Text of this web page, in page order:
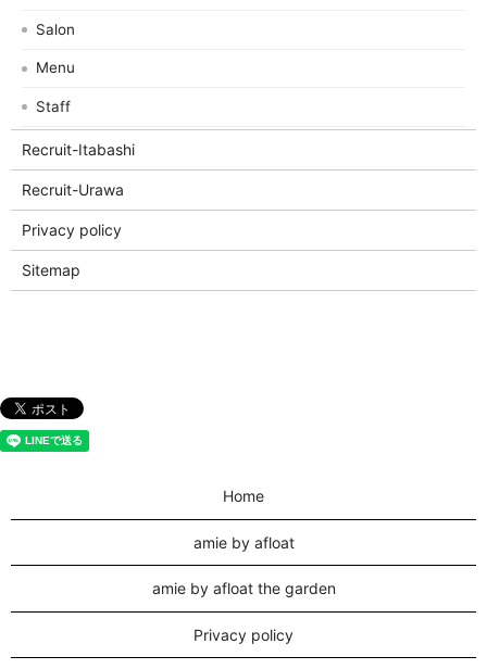
Salon
Menu
Staff
Recruit-Itabashi
Recruit-Urawa
Privacy policy
Sitemap
Home
amie by afloat
amie by afloat the garden
Privacy policy